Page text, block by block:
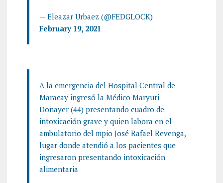
— Eleazar Urbaez (@FEDGLOCK)
February 19, 2021
A la emergencia del Hospital Central de
Maracay ingresó la Médico Maryuri
Donayer (44) presentando cuadro de
intoxicación grave y quien labora en el
ambulatorio del mpio José Rafael Revenga,
lugar donde atendió a los pacientes que
ingresaron presentando intoxicación
alimentaria